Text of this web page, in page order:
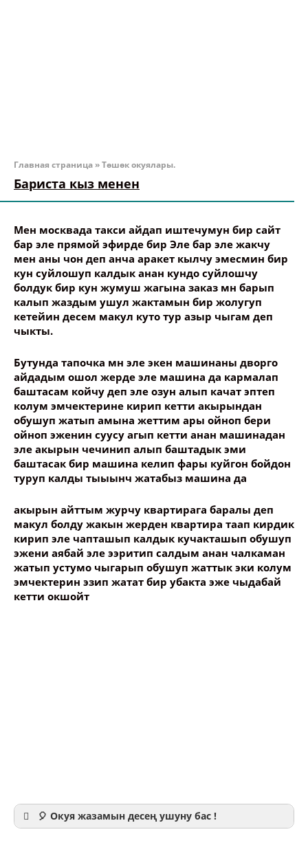
Главная страница »Төшөк окуялары.
Бариста кыз менен
Мен москвада такси айдап иштечумун бир сайт
бар эле прямой эфирде бир Эле бар эле жакчу
мен аны чон деп анча аракет кылчу эмесмин бир
кун суйлошуп калдык анан кундо суйлошчу
болдук бир кун жумуш жагына заказ мн барып
калып жаздым ушул жактамын бир жолугуп
кетейин десем макул куто тур азыр чыгам деп
чыкты.
Бутунда тапочка мн эле экен машинаны дворго
айдадым ошол жерде эле машина да кармалап
баштасам койчу деп эле озун алып качат эптеп
колум эмчектерине кирип кетти акырындан
обушуп жатып амына жеттим ары ойноп бери
ойноп эженин суусу агып кетти анан машинадан
эле акырын чечинип алып баштадык эми
баштасак бир машина келип фары куйгон бойдон
туруп калды тыыынч жатабыз машина да
акырын айттым журчу квартирага баралы деп
макул болду жакын жерден квартира таап кирдик
кирип эле чапташып калдык кучакташып обушуп
эжени аябай эле ээритип салдым анан чалкаман
жатып устумо чыгарып обушуп жаттык эки колум
эмчектерин эзип жатат бир убакта эже чыдабай
кетти окшойт
🎈 Окуя жазамын десең ушуну бас !